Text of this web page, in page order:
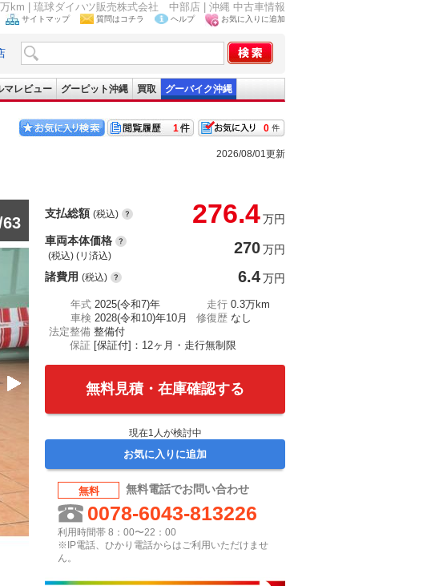
km | 琉球ダイハツ販売株式会社 中部店 | 沖縄 中古車情報
サイトマップ 質問はコチラ ヘルプ お気に入りに追加
マレビュー グーピット沖縄 買取 グーバイク沖縄
0
1
2026/08/01更新
63
支払総額 (税込) 276.4万円
車両本体価格
(税込) (リ済込) 270万円
諸費用 (税込) 6.4万円
年式 2025(令和7)年 走行 0.3万km
車検 2028(令和10)年10月 修復歴 なし
法定整備 整備付
保証 [保証付]：12ヶ月・走行無制限
無料見積・在庫確認する
現在1 人が検討中
お気に入りに追加
無料 無料電話でお問い合わせ
0078-6043-813226
利用時間帯 8：00〜22：00
※IP電話、ひかり電話からはご利用いただけませ
ん。